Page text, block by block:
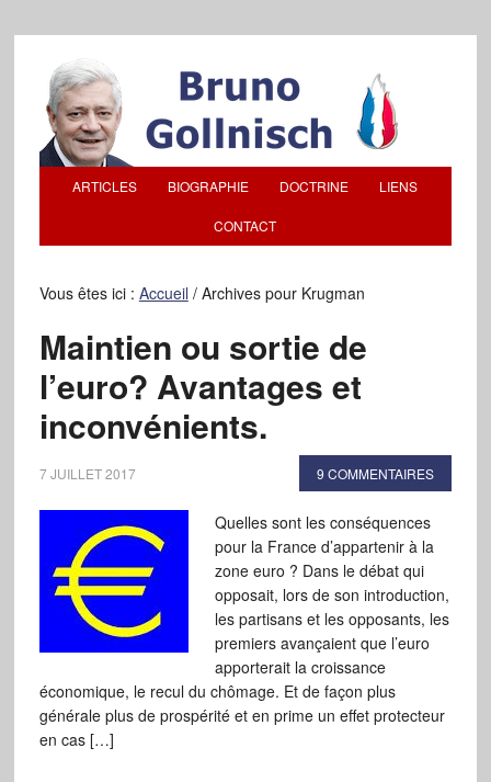
ARTICLES BIOGRAPHIE DOCTRINE LIENS
CONTACT
Vous êtes ici : Accueil /Archives pour Krugman
Maintien ou sortie de
l’euro? Avantages et
inconvénients.
7 JUILLET 2017 9 COMMENTAIRES
Quelles sont les conséquences
pour la France d’appartenir à la
zone euro ? Dans le débat qui
opposait, lors de son introduction,
les partisans et les opposants, les
premiers avançaient que l’euro
apporterait la croissance
économique, le recul du chômage. Et de façon plus
générale plus de prospérité et en prime un effet protecteur
en cas […]